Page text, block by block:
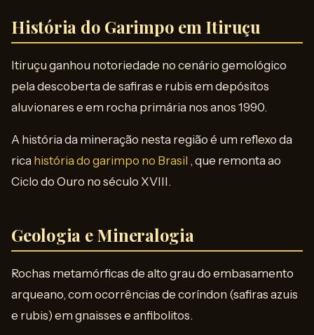
História do Garimpo em Itiruçu
Itiruçu ganhou notoriedade no cenário gemológico
pela descoberta de safiras e rubis em depósitos
aluvionares e em rocha primária nos anos 1990.
A história da mineração nesta região é um reflexo da
rica história do garimpo no Brasil , que remonta ao
Ciclo do Ouro no século XVIII.
Geologia e Mineralogia
Rochas metamórficas de alto grau do embasamento
arqueano, com ocorrências de coríndon (safiras azuis
e rubis) em gnaisses e anfibolitos.